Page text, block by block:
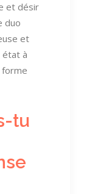
et désir
duo
et
état à
forme
tu